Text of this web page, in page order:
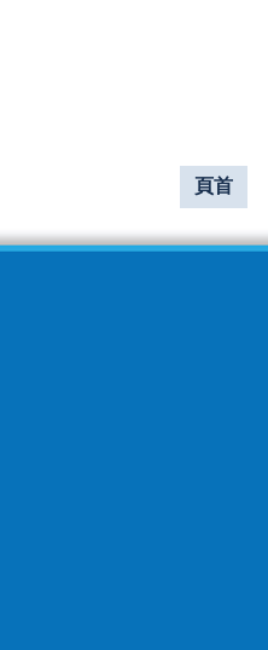
頁首